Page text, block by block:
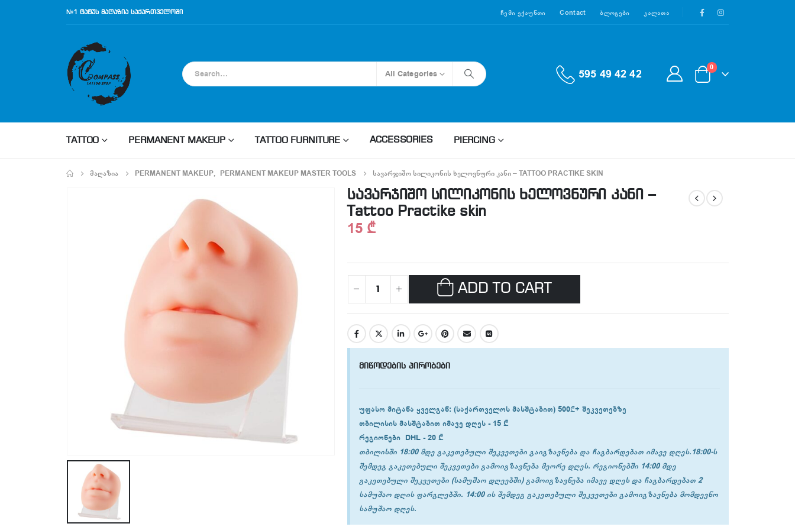
№1 ტატუს მაღაზია საქართველოში Ჩემი Ექაუნთი Contact Ბლოგები Კალათა
All Categories 595 49 42 42 0
TATTOO PERMANENT MAKEUP TATTOO FURNITURE ACCESSORIES PIERCING
ᲛᲐᲦᲐᲖᲘᲐ PERMANENT MAKEUP, PERMANENT MAKEUP MASTER TOOLS ᲡᲐᲕᲐᲠᲯᲘᲨᲝ ᲡᲘᲚᲘᲙᲝᲜᲘᲡ ᲮᲔᲚᲝᲕᲜᲣᲠᲘ ᲙᲐᲜᲘ – TATTOO PRACTIKE SKIN
სავარჯიშო სილიკონის ხელოვნური კანი –
Tattoo Practike skin
15 ₾
ADD TO CART
მიწოდების პირობები
უფასო მიტანა ყველგან: (საქართველოს მასშტაბით) 500₾+ შეკვეთებზე
თბილისისმასშტაბით იმავე დღეს -15 ₾
რეგიონებიDHL -20 ₾
თბილისში 18:00 მდე გაკეთებული შეკვეთები გაიგზავნება და ჩაგბარდებათ იმავე დღეს.18:00-ს
შემდეგ გაკეთებული შეკვეთები გამოიგზავნება მეორე დღეს. რეგიონებში 14:00 მდე
გაკეთებული შეკვეთები (სამუშაო დღეებში) გამოიგზავნება იმავე დღეს და ჩაგბარდებათ 2
სამუშაო დღის ფარგლებში. 14:00 ის შემდეგ გაკეთებული შეკვეთები გამოიგზავნება მომდევნო
სამუშაო დღეს.